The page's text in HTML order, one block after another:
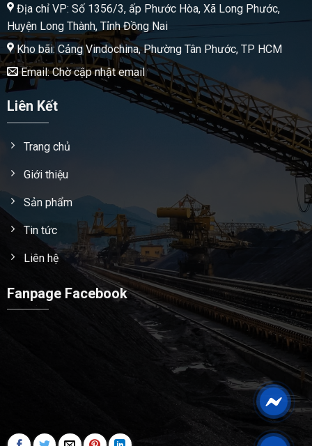
Địa chỉ VP: Số 1356/3, ấp Phước Hòa, Xã Long Phước,
Huyện Long Thành, Tỉnh Đồng Nai
Kho bãi: Cảng Vindochina, Phường Tân Phước, TP HCM
Email: Chờ cập nhật email
Liên Kết
Trang chủ
Giới thiệu
Sản phẩm
Tin tức
Liên hệ
Fanpage Facebook